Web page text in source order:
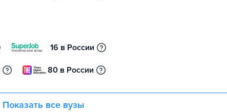
16 в России
80 в России
Показать все вузы